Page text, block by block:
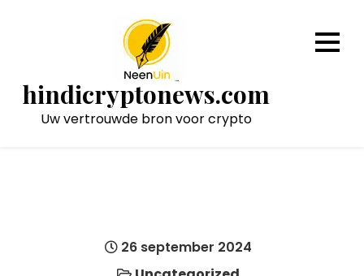
hindicryptonews.com
Uw vertrouwde bron voor crypto
26 september 2024